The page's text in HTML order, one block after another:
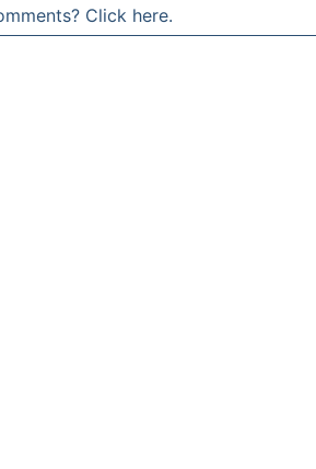
Click here.